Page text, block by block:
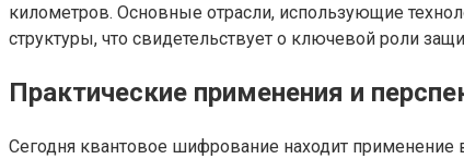
километров. Основные отрасли, использующие
структуры, что свидетельствует о ключевой роли
Практические применения и
Сегодня квантовое шифрование находит применение